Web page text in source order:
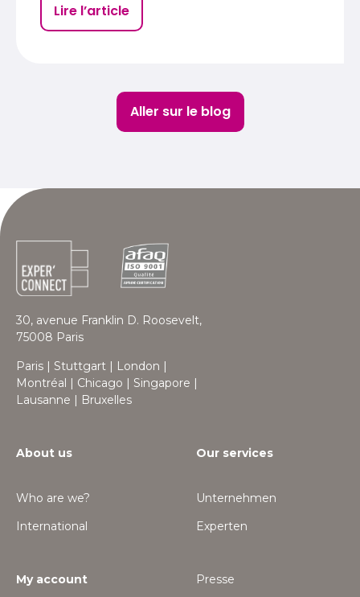
Lire l’article
Aller sur le blog
30, avenue Franklin D. Roosevelt,
75008 Paris
Paris | Stuttgart | London |
Montréal | Chicago | Singapore |
Lausanne | Bruxelles
About us
Who are we?
International
Our services
Unternehmen
Experten
My account Presse